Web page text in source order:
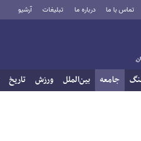
تماس با ما درباره ما تبلیغات آرشیو
جامعه بین‌الملل ورزش تاریخ